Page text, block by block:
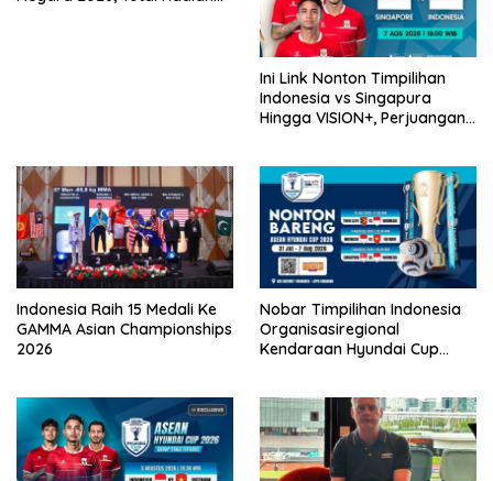
Ini Link Nonton Timpilihan
Indonesia vs Singapura
Hingga VISION+, Perjuangan
Indonesia Raih 15 Medali Ke
GAMMA Asian Championships
2026
Nobar Timpilihan Indonesia
Organisasiregional
Kendaraan Hyundai Cup